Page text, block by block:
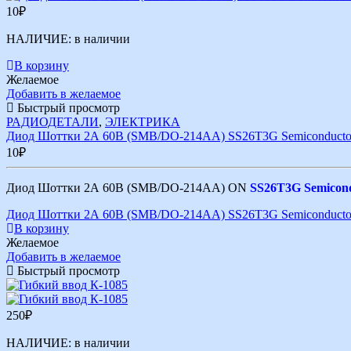
10₽
НАЛИЧИЕ: в наличии
В корзину
Желаемое
Добавить в желаемое
Быстрый просмотр
РАДИОДЕТАЛИ, ЭЛЕКТРИКА
Диод Шоттки 2А 60В (SMB/DO-214AA) SS26T3G Semiconducto
10₽
Диод Шоттки 2А 60В (SMB/DO-214AA) ON SS26T3G
Диод Шоттки 2А 60В (SMB/DO-214AA) SS26T3G Semiconducto
В корзину
Желаемое
Добавить в желаемое
Быстрый просмотр
250₽
НАЛИЧИЕ: в наличии